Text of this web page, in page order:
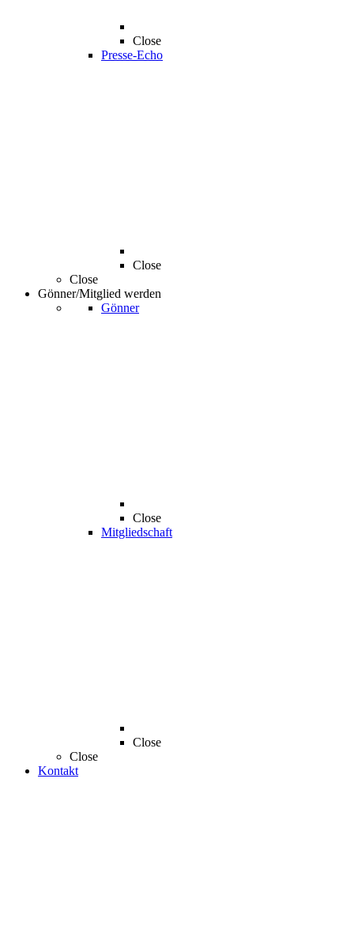
Close
Presse-Echo
Close
Close
Gönner/Mitglied werden
Gönner
Close
Mitgliedschaft
Close
Close
Kontakt